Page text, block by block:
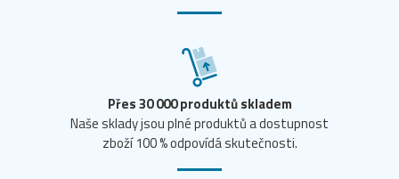
Přes 30 000 produktů skladem
Naše sklady jsou plné produktů a dostupnost
zboží 100 % odpovídá skutečnosti.